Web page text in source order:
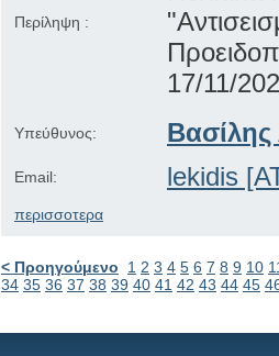
Περίληψη :
17/11/
Υπεύθυνος: Βασίλης
Email: lekidis
περισσοτερα
< Προηγούμενο 1 2 3 4 5 6 7 8 9 10
34 35 36 37 38 39 40 41 42 43 44 45